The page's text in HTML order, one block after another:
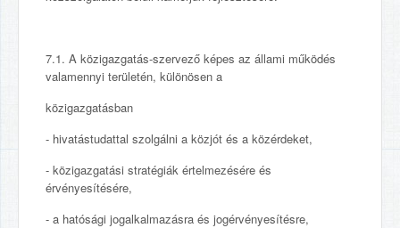
7.1. A közigazgatás-szervező képes az állami működés
valamennyi területén, különösen a
közigazgatásban
- hivatástudattal szolgálni a közjót és a közérdeket,
- közigazgatási stratégiák értelmezésére és
érvényesítésére,
- a hatósági jogalkalmazásra és jogérvényesítésre,